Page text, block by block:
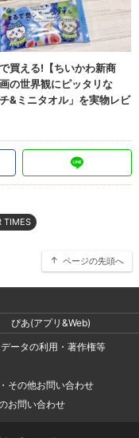
TIMES
ページの先頭へ
ぴあ(アプリ&Web)
ータの利用・著作権等
その他お問い合わせ
お問い合わせ